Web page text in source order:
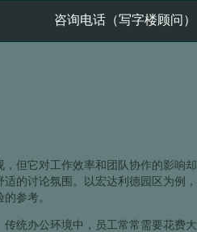
咨询电话（写字楼顾问
但它对工作效率和团队协作的影响
的讨论氛围。以宏达利德园区为例
参考。
统办公环境中，员工常常需要花费